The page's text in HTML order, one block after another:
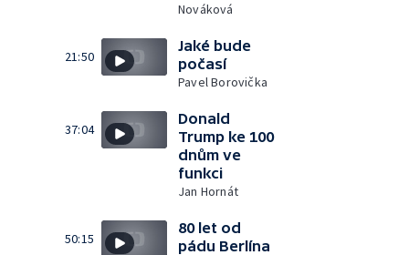
Nováková
21:50
Jaké bude
počasí
Pavel Borovička
37:04
Donald
Trump ke 100
dnům ve
funkci
Jan Hornát
50:15
80 let od
pádu Berlína